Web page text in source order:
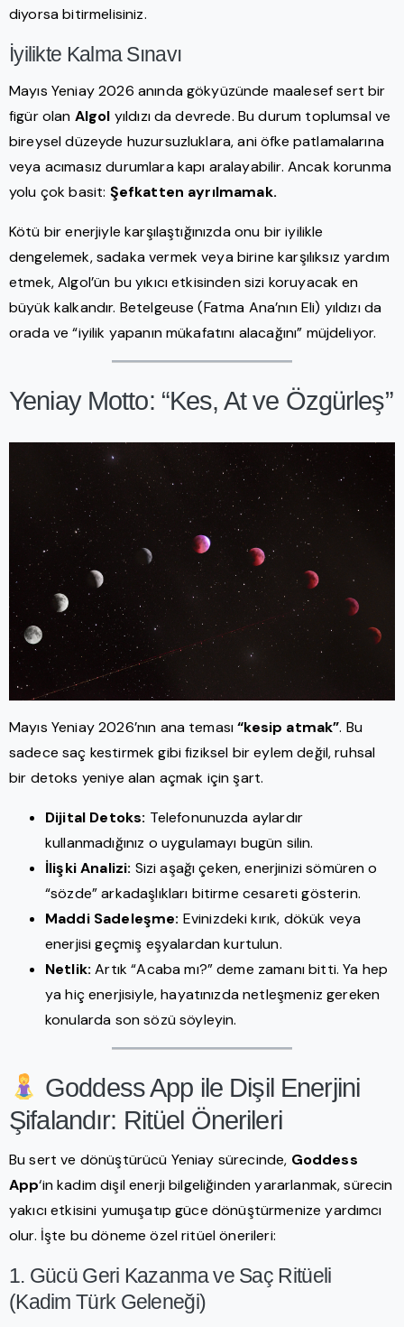
diyorsa bitirmelisiniz.
İyilikte Kalma Sınavı
Mayıs Yeniay 2026 anında gökyüzünde maalesef sert bir
figür olan Algol yıldızı da devrede. Bu durum toplumsal ve
bireysel düzeyde huzursuzluklara, ani öfke patlamalarına
veya acımasız durumlara kapı aralayabilir. Ancak korunma
yolu çok basit: Şefkatten ayrılmamak.
Kötü bir enerjiyle karşılaştığınızda onu bir iyilikle
dengelemek, sadaka vermek veya birine karşılıksız yardım
etmek, Algol’ün bu yıkıcı etkisinden sizi koruyacak en
büyük kalkandır. Betelgeuse (Fatma Ana’nın Eli) yıldızı da
orada ve “iyilik yapanın mükafatını alacağını” müjdeliyor.
Yeniay Motto: “Kes, At ve Özgürleş”
Mayıs Yeniay 2026’nın ana teması“kesip atmak”. Bu
sadece saç kestirmek gibi fiziksel bir eylem değil, ruhsal
bir detoks yeniye alan açmak için şart.
Dijital Detoks: Telefonunuzda aylardır
kullanmadığınız o uygulamayı bugün silin.
İlişki Analizi: Sizi aşağı çeken, enerjinizi sömüren o
“sözde” arkadaşlıkları bitirme cesareti gösterin.
Maddi Sadeleşme: Evinizdeki kırık, dökük veya
enerjisi geçmiş eşyalardan kurtulun.
Netlik: Artık “Acaba mı?” deme zamanı bitti. Ya hep
ya hiç enerjisiyle, hayatınızda netleşmeniz gereken
konularda son sözü söyleyin.
Goddess App ile Dişil Enerjini
Şifalandır: Ritüel Önerileri
Bu sert ve dönüştürücü Yeniay sürecinde, Goddess
App‘in kadim dişil enerji bilgeliğinden yararlanmak, sürecin
yakıcı etkisini yumuşatıp güce dönüştürmenize yardımcı
olur. İşte bu döneme özel ritüel önerileri:
1. Gücü Geri Kazanma ve Saç Ritüeli
(Kadim Türk Geleneği)